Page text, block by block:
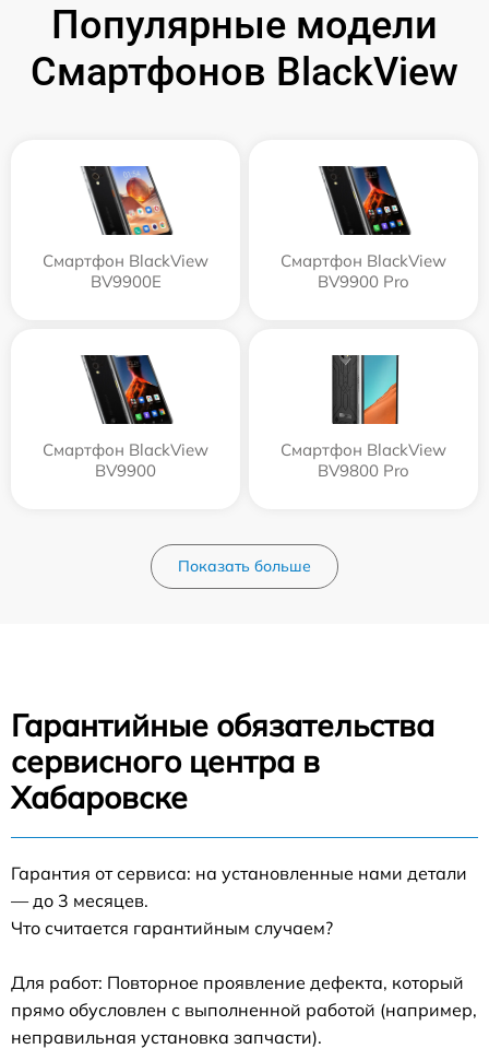
Популярные модели
Смартфонов BlackView
Смартфон BlackView
BV9900E
Смартфон BlackView
BV9900 Pro
Смартфон BlackView
BV9900
Смартфон BlackView
BV9800 Pro
Показать больше
Гарантийные обязательства
сервисного центра в
Хабаровске
Гарантия от сервиса: на установленные нами детали
— до 3 месяцев.
Что считается гарантийным случаем?
Для работ: Повторное проявление дефекта, который
прямо обусловлен с выполненной работой (например,
неправильная установка запчасти).